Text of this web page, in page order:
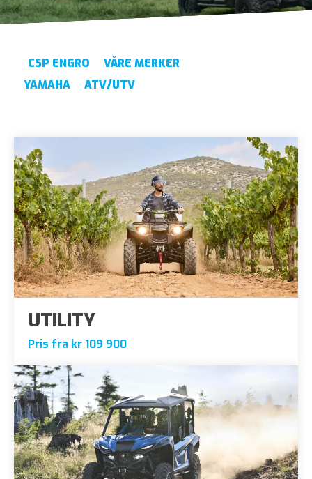
CSP ENGRO
VÅRE MERKER
YAMAHA
ATV/UTV
UTILITY
Pris fra kr 109 900